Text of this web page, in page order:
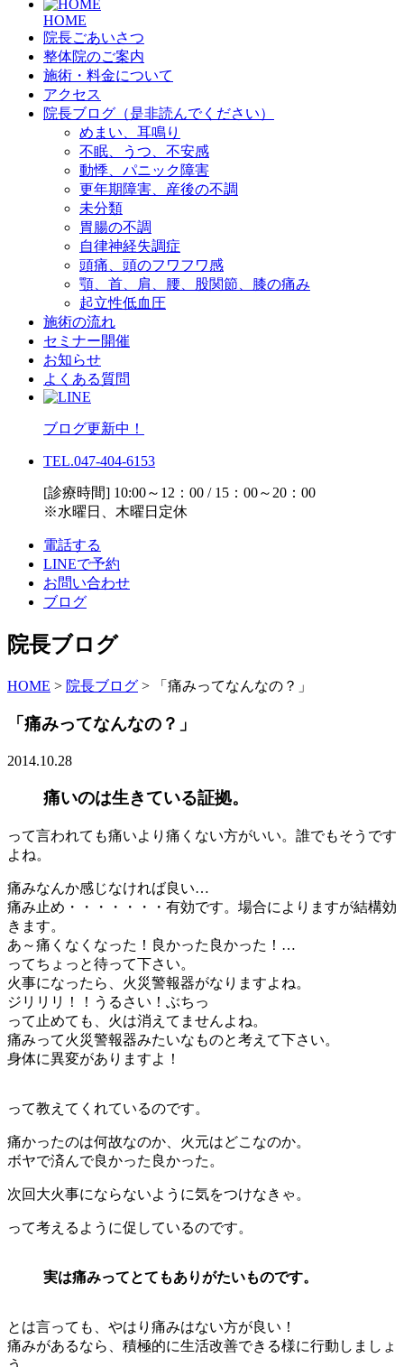
HOME
院長ごあいさつ
整体院のご案内
施術・料金について
アクセス
院長ブログ（是非読んでください）
めまい、耳鳴り
不眠、うつ、不安感
動悸、パニック障害
更年期障害、産後の不調
未分類
胃腸の不調
自律神経失調症
頭痛、頭のフワフワ感
顎、首、肩、腰、股関節、膝の痛み
起立性低血圧
施術の流れ
セミナー開催
お知らせ
よくある質問
ブログ更新中！
TEL.047-404-6153
[診療時間] 10:00～12：00 / 15：00～20：00
※水曜日、木曜日定休
電話する
LINEで予約
お問い合わせ
ブログ
院長ブログ
HOME > 院長ブログ > 「痛みってなんなの？」
「痛みってなんなの？」
2014.10.28
痛いのは生きている証拠。
って言われても痛いより痛くない方がいい。誰でもそうです
よね。
痛みなんか感じなければ良い…
痛み止め・・・・・・・有効です。場合によりますが結構効
きます。
あ～痛くなくなった！良かった良かった！…
ってちょっと待って下さい。
火事になったら、火災警報器がなりますよね。
ジリリリ！！うるさい！ぶちっ
って止めても、火は消えてませんよね。
痛みって火災警報器みたいなものと考えて下さい。
身体に異変がありますよ！
って教えてくれているのです。
痛かったのは何故なのか、火元はどこなのか。
ボヤで済んで良かった良かった。
次回大火事にならないように気をつけなきゃ。
って考えるように促しているのです。
実は痛みってとてもありがたいものです。
とは言っても、やはり痛みはない方が良い！
痛みがあるなら、積極的に生活改善できる様に行動しましょ